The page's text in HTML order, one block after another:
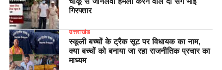
गिरफ्तार
उत्तराखंड
स्कूली बच्चों के ट्रैक सूट पर विधायक का नाम,
क्या बच्चों को बनाया जा रहा राजनीतिक प्रचार का
माध्यम